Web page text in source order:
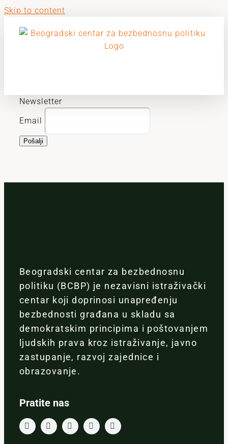
Skip to content
Newsletter
Email
Beogradski centar za bezbednosnu
politiku (BCBP) je nezavisni istraživački
centar koji doprinosi unapređenju
bezbednosti građana u skladu sa
demokratskim principima i poštovanjem
ljudskih prava kroz istraživanje, javno
zastupanje, razvoj zajednice i
obrazovanje.
Pratite nas